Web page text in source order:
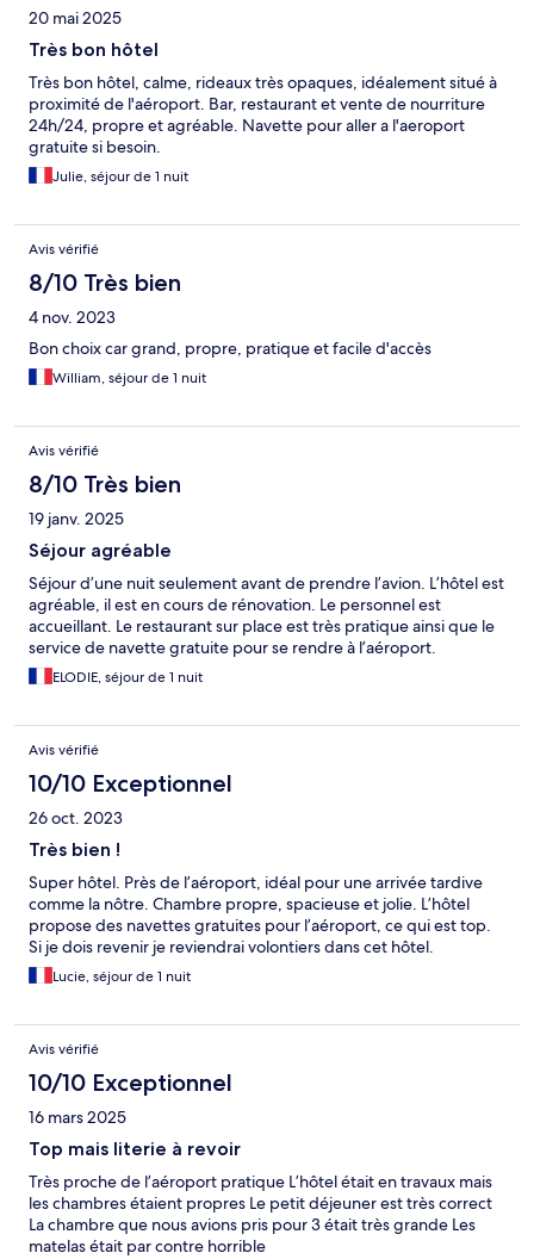
20 mai 2025
Très bon hôtel
Très bon hôtel, calme, rideaux très opaques, idéalement situé à
proximité de l'aéroport. Bar, restaurant et vente de nourriture
24h/24, propre et agréable. Navette pour aller a l'aeroport
gratuite si besoin.
Julie, séjour de 1 nuit
Avis vérifié
8/10 Très bien
4 nov. 2023
Bon choix car grand, propre, pratique et facile d'accès
William, séjour de 1 nuit
Avis vérifié
8/10 Très bien
19 janv. 2025
Séjour agréable
Séjour d’une nuit seulement avant de prendre l’avion. L’hôtel est
agréable, il est en cours de rénovation. Le personnel est
accueillant. Le restaurant sur place est très pratique ainsi que le
service de navette gratuite pour se rendre à l’aéroport.
ELODIE, séjour de 1 nuit
Avis vérifié
10/10 Exceptionnel
26 oct. 2023
Très bien !
Super hôtel. Près de l’aéroport, idéal pour une arrivée tardive
comme la nôtre. Chambre propre, spacieuse et jolie. L’hôtel
propose des navettes gratuites pour l’aéroport, ce qui est top.
Si je dois revenir je reviendrai volontiers dans cet hôtel.
Lucie, séjour de 1 nuit
Avis vérifié
10/10 Exceptionnel
16 mars 2025
Top mais literie à revoir
Très proche de l’aéroport pratique L’hôtel était en travaux mais
les chambres étaient propres Le petit déjeuner est très correct
La chambre que nous avions pris pour 3 était très grande Les
matelas était par contre horrible